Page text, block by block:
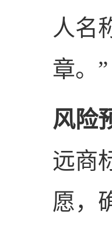
人名
章。”
风险
远商
愿，